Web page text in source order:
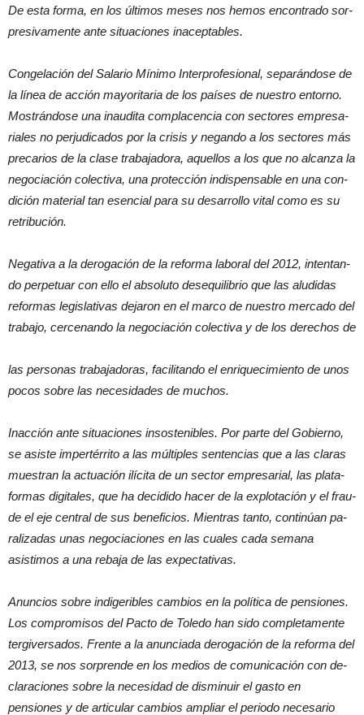
De esta forma, en los últimos meses nos hemos encontrado sor-
presivamente ante situaciones inaceptables.
Congelación del Salario Mínimo Interprofesional, separándose de
la línea de acción mayoritaria de los países de nuestro entorno.
Mostrándose una inaudita complacencia con sectores empresa-
riales no perjudicados por la crisis y negando a los sectores más
precarios de la clase trabajadora, aquellos a los que no alcanza la
negociación colectiva, una protección indispensable en una con-
dición material tan esencial para su desarrollo vital como es su
retribución.
Negativa a la derogación de la reforma laboral del 2012, intentan-
do perpetuar con ello el absoluto desequilibrio que las aludidas
reformas legislativas dejaron en el marco de nuestro mercado del
trabajo, cercenando la negociación colectiva y de los derechos de
las personas trabajadoras, facilitando el enriquecimiento de unos
pocos sobre las necesidades de muchos.
Inacción ante situaciones insostenibles. Por parte del Gobierno,
se asiste impertérrito a las múltiples sentencias que a las claras
muestran la actuación ilícita de un sector empresarial, las plata-
formas digitales, que ha decidido hacer de la explotación y el frau-
de el eje central de sus beneficios. Mientras tanto, continúan pa-
ralizadas unas negociaciones en las cuales cada semana
asistimos a una rebaja de las expectativas.
Anuncios sobre indigeribles cambios en la política de pensiones.
Los compromisos del Pacto de Toledo han sido completamente
tergiversados. Frente a la anunciada derogación de la reforma del
2013, se nos sorprende en los medios de comunicación con de-
claraciones sobre la necesidad de disminuir el gasto en
pensiones y de articular cambios ampliar el periodo necesario